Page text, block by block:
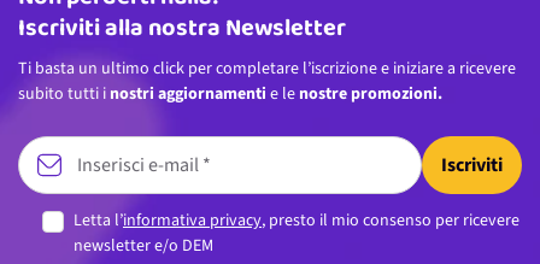
Iscriviti alla nostra Newsletter
Ti basta un ultimo click per completare l’iscrizione e iniziare a ricevere
subito tutti i nostri aggiornamenti e le nostre promozioni.
Iscriviti
Letta l’informativa privacy, presto il mio consenso per ricevere
newsletter e/o DEM